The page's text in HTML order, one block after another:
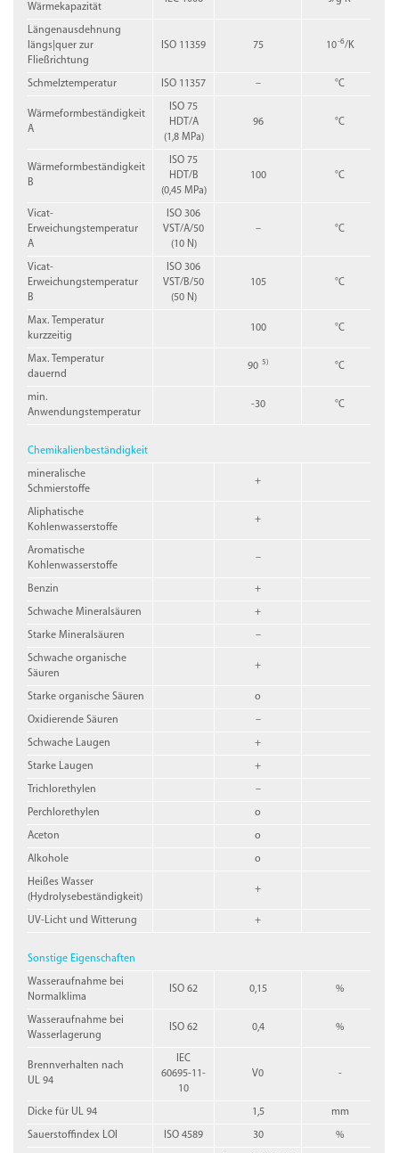
Wärmekapazität
Längenausdehnung
längs|quer zur
Fließrichtung
ISO 11359 75 10-6/K
Schmelztemperatur ISO 11357 – °C
Wärmeformbeständigkeit
A
ISO 75
HDT/A
(1,8 MPa)
96 °C
Wärmeformbeständigkeit
B
ISO 75
HDT/B
(0,45 MPa)
100 °C
Vicat-
Erweichungstemperatur
A
ISO 306
VST/A/50
(10 N)
– °C
Vicat-
Erweichungstemperatur
B
ISO 306
VST/B/50
(50 N)
105 °C
Max. Temperatur
kurzzeitig
100 °C
Max. Temperatur
dauernd
90 5) °C
min.
Anwendungstemperatur
-30 °C
Chemikalienbeständigkeit
mineralische
Schmierstoffe
+
Aliphatische
Kohlenwasserstoffe
+
Aromatische
Kohlenwasserstoffe
–
Benzin +
Schwache Mineralsäuren +
Starke Mineralsäuren –
Schwache organische
Säuren
+
Starke organische Säuren o
Oxidierende Säuren –
Schwache Laugen +
Starke Laugen +
Trichlorethylen –
Perchlorethylen o
Aceton o
Alkohole o
Heißes Wasser
(Hydrolysebeständigkeit)
+
UV-Licht und Witterung +
Sonstige Eigenschaften
Wasseraufnahme bei
Normalklima
ISO 62 0,15 %
Wasseraufnahme bei
Wasserlagerung
ISO 62 0,4 %
Brennverhalten nach
UL 94
IEC
60695-11-
10
V0 -
Dicke für UL 94 1,5 mm
Sauerstoffindex LOI ISO 4589 30 %